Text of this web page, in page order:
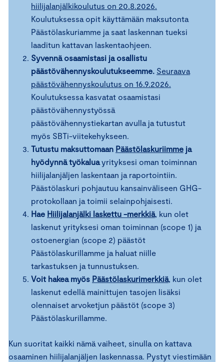
hiilijalanjälkikoulutus on 20.8.2026.
Koulutuksessa opit käyttämään maksutonta
Päästölaskuriamme ja saat laskennan tueksi
laaditun kattavan laskentaohjeen.
Syvennä osaamistasi ja osallistu
päästövähennyskoulutukseemme. Seuraava
päästövähennyskoulutus on 16.9.2026.
Koulutuksessa kasvatat osaamistasi
päästövähennystyössä
päästövähennystiekartan avulla ja tutustut
myös SBTi-viitekehykseen.
Tutustu maksuttomaan Päästölaskuriimme ja
hyödynnä työkalua yrityksesi oman toiminnan
hiilijalanjäljen laskentaan ja raportointiin.
Päästölaskuri pohjautuu kansainväliseen GHG-
protokollaan ja toimii selainpohjaisesti.
Hae Hiilijalanjälki laskettu -merkkiä , kun olet
laskenut yrityksesi oman toiminnan (scope 1) ja
ostoenergian (scope 2) päästöt
Päästölaskurillamme ja haluat niille
tarkastuksen ja tunnustuksen.
Voit hakea myös Päästölaskurimerkkiä , kun olet
laskenut edellä mainittujen tasojen lisäksi
olennaiset arvoketjun päästöt (scope 3)
Päästölaskurillamme.
Kun suoritat kaikki nämä vaiheet, sinulla on kattava
osaaminen hiilijalanjäljen laskennassa. Pystyt viestimään